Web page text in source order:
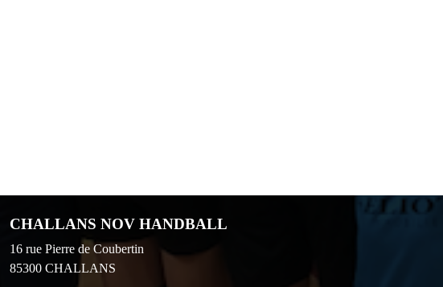
CHALLANS NOV HANDBALL
16 rue Pierre de Coubertin
85300 CHALLANS